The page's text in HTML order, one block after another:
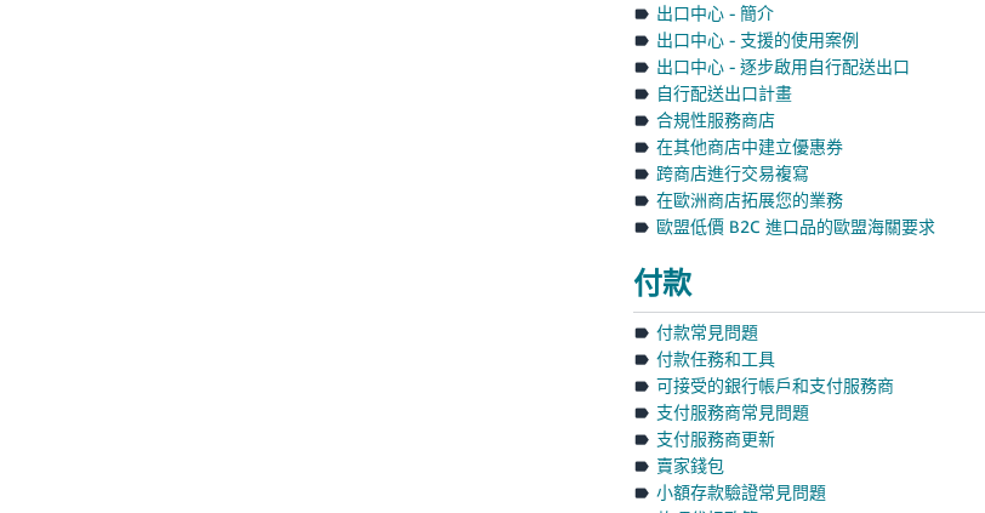
出口中心 - 簡介
出口中心 - 支援的使用案例
出口中心 - 逐步啟用自行配送出口
自行配送出口計畫
合規性服務商店
在其他商店中建立優惠券
跨商店進行交易複寫
在歐洲商店拓展您的業務
歐盟低價 B2C 進口品的歐盟海關要求
付款
付款常見問題
付款任務和工具
可接受的銀行帳戶和支付服務商
支付服務商常見問題
支付服務商更新
賣家錢包
小額存款驗證常見問題